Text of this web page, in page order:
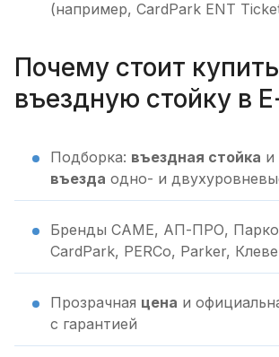
(например, CardPark ENT
Почему стоит купить
въездную стойку в
Подборка: въездная стойка и
въезда одно- и
Бренды CAME, АП-ПРО,
CardPark, PERCo, Parker,
Прозрачная цена и
с гарантией